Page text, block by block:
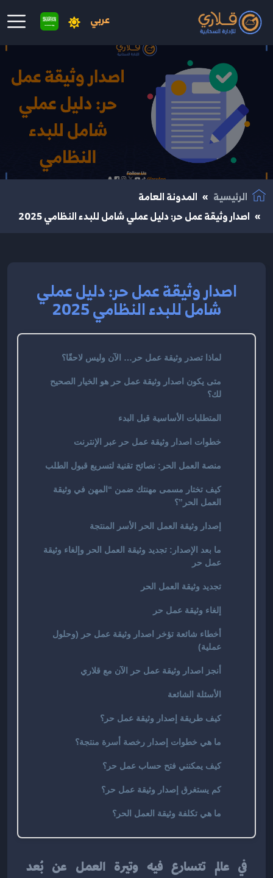
عربي
انتقال إلى المحتوى الرئيسي
الرئيسية
المدونة العامة
اصدار وثيقة عمل حر: دليل عملي شامل للبدء النظامي 2025
اصدار وثيقة عمل حر: دليل عملي
شامل للبدء النظامي 2025
لماذا تصدر وثيقة عمل حر… الآن وليس لاحقًا؟
متى يكون اصدار وثيقة عمل حر هو الخيار الصحيح
لك؟
المتطلبات الأساسية قبل البدء
خطوات اصدار وثيقة عمل حر عبر الإنترنت
منصة العمل الحر: نصائح تقنية لتسريع قبول الطلب
كيف تختار مسمى مهنتك ضمن “المهن في وثيقة
العمل الحر”؟
إصدار وثيقة العمل الحر الأسر المنتجة
ما بعد الإصدار: تجديد وثيقة العمل الحر وإلغاء وثيقة
عمل حر
تجديد وثيقة العمل الحر
إلغاء وثيقة عمل حر
أخطاء شائعة تؤخر اصدار وثيقة عمل حر (وحلول
عملية)
أنجز اصدار وثيقة عمل حر الآن مع قلاري
الأسئلة الشائعة
كيف طريقة إصدار وثيقة عمل حر؟
ما هي خطوات إصدار رخصة أسرة منتجة؟
كيف يمكنني فتح حساب عمل حر؟
كم يستغرق إصدار وثيقة عمل حر؟
ما هي تكلفة وثيقة العمل الحر؟